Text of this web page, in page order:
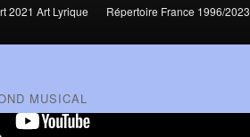
2021 Art Lyrique
Répertoire France 1996/2023
MUSICAL